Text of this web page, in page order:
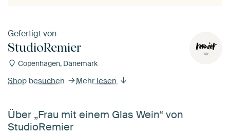
Gefertigt von
StudioRemier
Copenhagen, Dänemark
Shop besuchen Mehr lesen
Über „Frau mit einem Glas Wein“ von
StudioRemier